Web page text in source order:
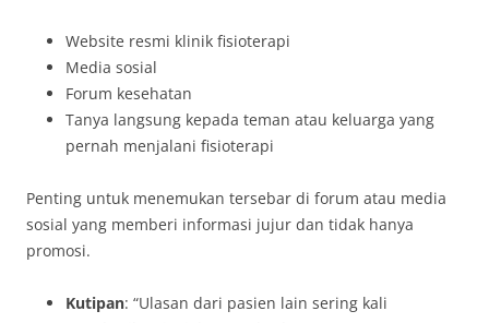
Website resmi klinik fisioterapi
Media sosial
Forum kesehatan
Tanya langsung kepada teman atau keluarga yang
pernah menjalani fisioterapi
Penting untuk menemukan tersebar di forum atau media
sosial yang memberi informasi jujur dan tidak hanya
promosi.
Kutipan: “Ulasan dari pasien lain sering kali